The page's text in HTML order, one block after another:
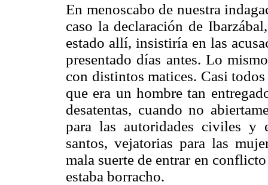
En menoscabo de nuestra
caso la declaración de
estado allí, insistiría en las
presentado días antes. Lo
con distintos matices. Casi
que era un hombre tan
desatentas, cuando no
para las autoridades civiles y
santos, vejatorias para las
mala suerte de entrar en
estaba borracho.